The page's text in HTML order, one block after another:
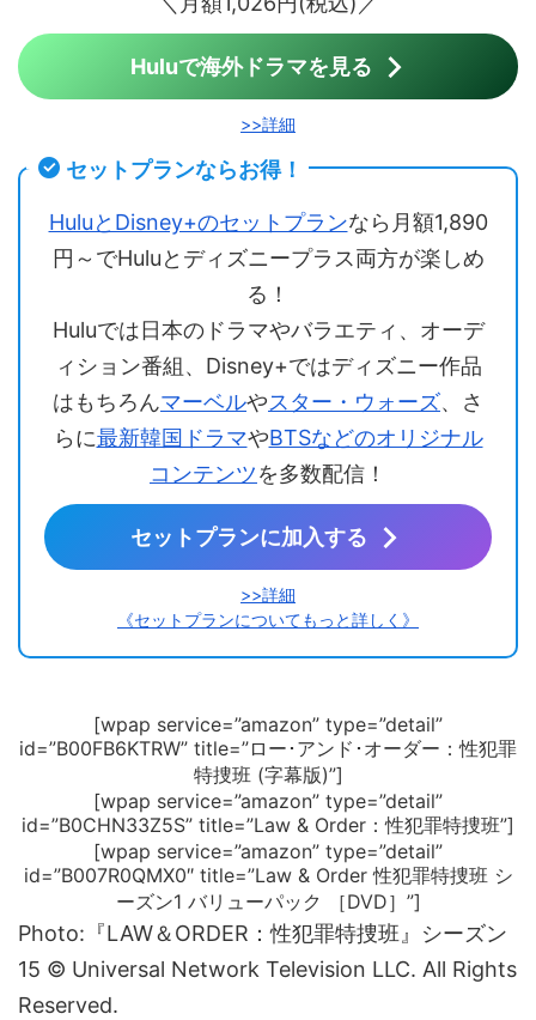
Huluで海外ドラマを見る
>>詳細
セットプランならお得！
HuluとDisney+のセットプランなら月額1,890
円～でHuluとディズニープラス両方が楽しめ
る！
Huluでは日本のドラマやバラエティ、オーデ
ィション番組、Disney+ではディズニー作品
はもちろんマーベルやスター・ウォーズ、さ
らに最新韓国ドラマやBTSなどのオリジナル
コンテンツを多数配信！
セットプランに加入する
>>詳細
《セットプランについてもっと詳しく》
[wpap service=”amazon” type=”detail”
id=”B00FB6KTRW” title=”ロー･アンド･オーダー：性犯罪
特捜班 (字幕版)”]
[wpap service=”amazon” type=”detail”
id=”B0CHN33Z5S” title=”Law & Order：性犯罪特捜班”]
[wpap service=”amazon” type=”detail”
id=”B007R0QMX0″ title=”Law & Order 性犯罪特捜班 シ
ーズン1 バリューパック ［DVD］”]
Photo:『LAW＆ORDER：性犯罪特捜班』シーズン
15 © Universal Network Television LLC. All Rights
Reserved.